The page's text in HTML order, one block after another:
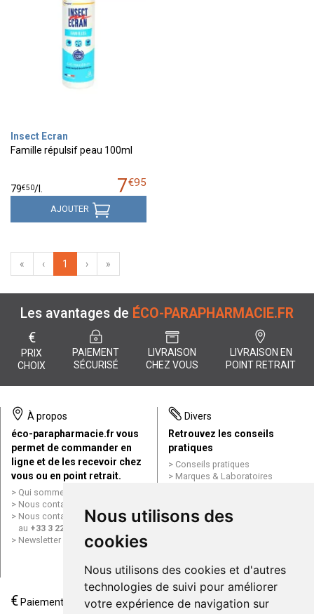
Nous utilisons des
cookies
Nous utilisons des cookies et d'autres
technologies de suivi pour améliorer
votre expérience de navigation sur
Insect Ecran
Famille répulsif peau 100ml
7€95
79€50/
AJOUTER
« ‹ 1 › »
Les avantages de ÉCO-PARAPHARMACIE.FR
€
PRIX
CHOIX
PAIEMENT
SÉCURISÉ
LIVRAISON
CHEZ VOUS
LIVRAISON EN
POINT RETRAIT
À propos
éco-parapharmacie.fr vous
permet de commander en
ligne et de les recevoir chez
vous ou en point retrait.
Qui sommes nous ?
Nous contacter par e-mail
Nous contacter par téléphone
au +33 3 22 71 64 10
Newsletter
Divers
Retrouvez les conseils
pratiques
Conseils pratiques
Marques & Laboratoires
Mentions légales
Données personnelles
ligne
€ Paiement
Livraison / Point retrait